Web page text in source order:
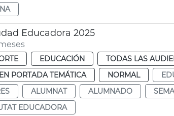
Educadora 2025
EDUCACIÓN TODAS LAS
EN PORTADA TEMÁTICA NORMAL
ALUMNAT ALUMNADO
EDUCADORA